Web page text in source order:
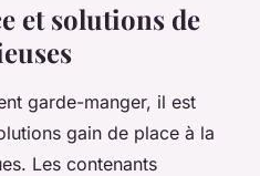
et solutions de
garde-manger, il est
gain de place à la
Les contenants